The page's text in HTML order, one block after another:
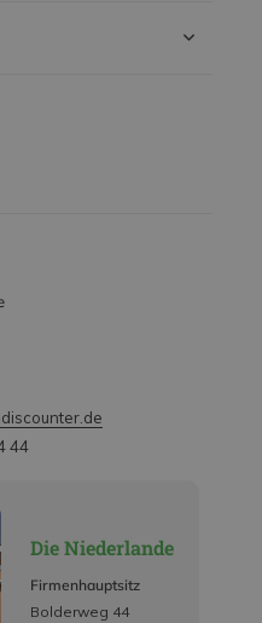
44
Die Niederlande
Firmenhauptsitz
Bolderweg 44